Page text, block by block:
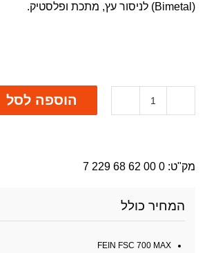
(Bimetal) לניסור עץ, מתכת ופלסטיק.
כמות
700
הוספה לסל
מק"ט: 0 00 62 68 229 7
המחיר כולל
FEIN FSC 700 MAX